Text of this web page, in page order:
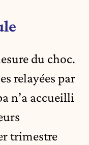
du choc.
relayées par
n’a accueilli
trimestre